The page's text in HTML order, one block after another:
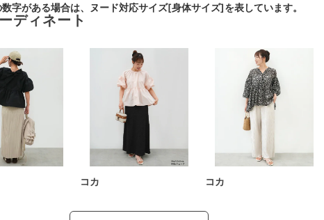
字がある場合は、ヌード対応サイズ[身体サイズ]を表しています。
ディネート
コカ コカ